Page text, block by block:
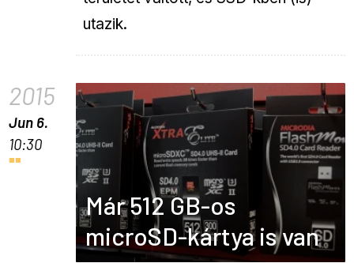
utazik.
2015
Jun 6.
10:30
Már 512 GB-os
microSD-kártya is van